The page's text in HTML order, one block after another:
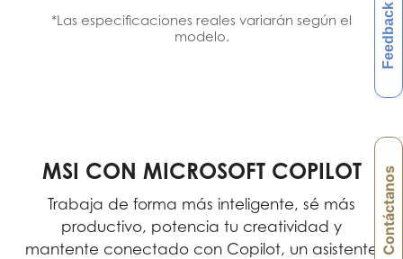
*Las especificaciones reales variarán según el
modelo.
MSI CON MICROSOFT COPILOT
Trabaja de forma más inteligente, sé más
productivo, potencia tu creatividad y
mantente conectado con Copilot, un asistente
Feedback
Contáctanos